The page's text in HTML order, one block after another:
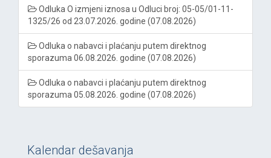
Odluka O izmjeni iznosa u Odluci broj: 05-05/01-11-
1325/26 od 23.07.2026. godine (07.08.2026)
Odluka o nabavci i plaćanju putem direktnog
sporazuma 06.08.2026. godine (07.08.2026)
Odluka o nabavci i plaćanju putem direktnog
sporazuma 05.08.2026. godine (07.08.2026)
Kalendar dešavanja